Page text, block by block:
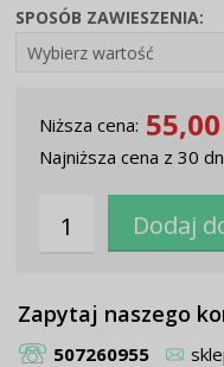
SPOSÓB ZAWIESZENIA:
Niższa cena: 55,00
Najniższa cena z 30
Zapytaj naszego
507260955